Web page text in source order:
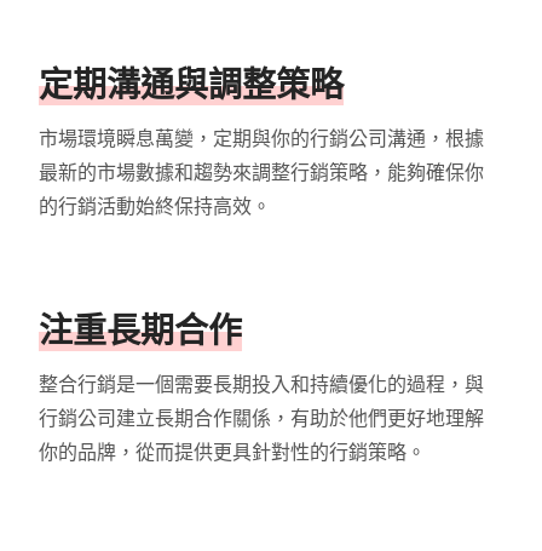
定期溝通與調整策略
市場環境瞬息萬變，定期與你的行銷公司溝通，根據
最新的市場數據和趨勢來調整行銷策略，能夠確保你
的行銷活動始終保持高效。
注重長期合作
整合行銷是一個需要長期投入和持續優化的過程，與
行銷公司建立長期合作關係，有助於他們更好地理解
你的品牌，從而提供更具針對性的行銷策略。